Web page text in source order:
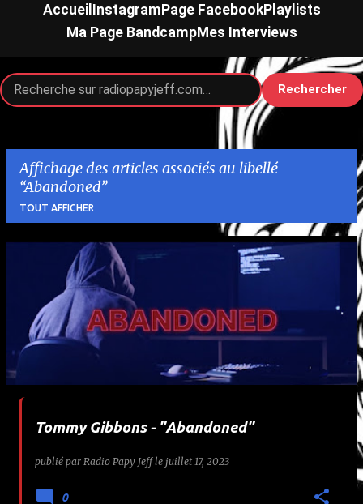
Accueil InstagramPage FacebookPlaylists
Ma Page BandcampMes Interviews
Rechercher
Affichage des articles associés au libellé
Abandoned
TOUT AFFICHER
c
Tommy Gibbons - "Abandoned"
publié par Radio Papy Jeff le juillet 17, 2023
0